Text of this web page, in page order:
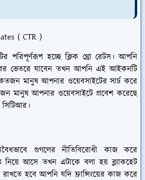
( CTR )
পরিপূর্ণরূপ হচ্ছে ক্লিক থ্রো রেটস। আপনি
ভেতরে যাবেন তখন আপনি এই আইকনটি
মানুষ আপনার ওয়েবসাইটের সার্চ করে
মানুষ আপনার ওয়েবসাইটে প্রবেশ করেছে
সিটিআর।
গুগলের নীতিবিরোধী কাজ করে
নিয়ে আসে তখন এটাকে বলা হয় ব্ল্যাকহেট
হবে আপনি যদি ফ্রান্সিংয়ের কাজ করে